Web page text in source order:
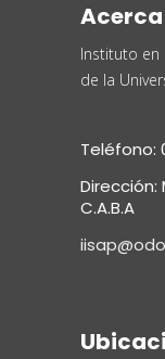
Instituto en
de la
Teléfono:
Dirección:
C.A.B.A